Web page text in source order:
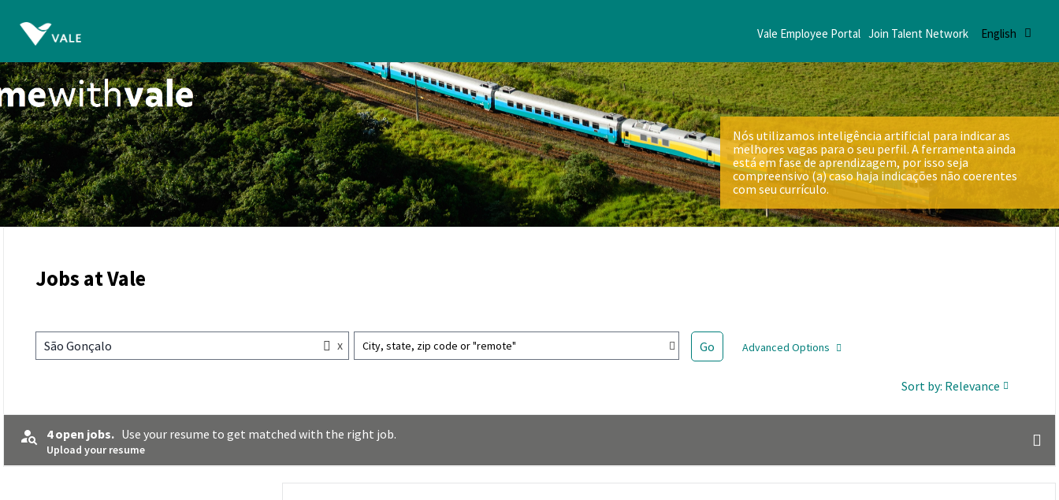
English
Join Talent Network
Vale Employee Portal
Nós utilizamos inteligência artificial para indicar as
melhores vagas para o seu perfil. A ferramenta ainda
está em fase de aprendizagem, por isso seja
compreensivo (a) caso haja indicações não coerentes
com seu currículo.
Jobs at Vale
São Gonçalo x City, state, zip code or "remote" Go Advanced Options
Sort by: Relevance
4 open jobs. Use your resume to get matched with the right job.
Upload your resume